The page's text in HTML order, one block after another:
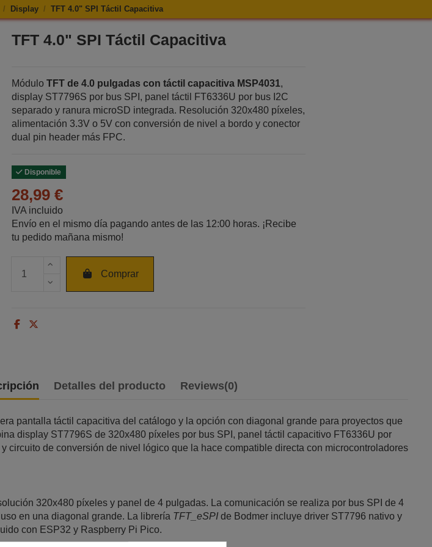
Display TFT 4.0" SPI Táctil Capacitiva
TFT 4.0" SPI Táctil Capacitiva
Módulo TFT de 4.0 pulgadas con táctil capacitiva MSP4031,
display ST7796S por bus SPI, panel táctil FT6336U por bus I2C
separado y ranura microSD integrada. Resolución 320x480 píxeles,
alimentación 3.3V o 5V con conversión de nivel a bordo y conector
dual pin header más FPC.
Disponible
28,99 €
IVA incluido
Envío en el mismo día pagando antes de las 12:00 horas. ¡Recibe
tu pedido mañana mismo!
Cantidad de unidades
Comprar
Detalles del producto Reviews(0)
pantalla táctil capacitiva del catálogo y la opción con diagonal grande para proyectos que
display ST7796S de 320x480 píxeles por bus SPI, panel táctil capacitivo FT6336U por
circuito de conversión de nivel lógico que la hace compatible directa con microcontroladores
320x480 píxeles y panel de 4 pulgadas. La comunicación se realiza por bus SPI de 4
en una diagonal grande. La librería TFT_eSPIde Bodmer incluye driver ST7796 nativo y
con ESP32 y Raspberry Pi Pico.